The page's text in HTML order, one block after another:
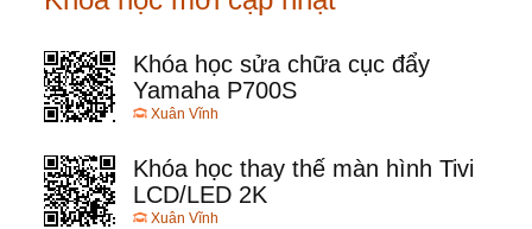
Khóa học sửa chữa cục đẩy
Yamaha P700S
Xuân Vĩnh
Khóa học thay thế màn hình Tivi
LCD/LED 2K
Xuân Vĩnh